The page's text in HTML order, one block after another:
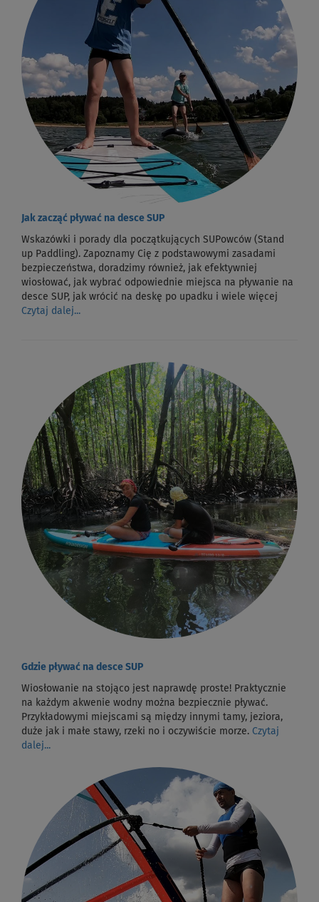
Jak zacząć pływać na desce SUP
Wskazówki i porady dla początkujących SUPowców (Stand
up Paddling). Zapoznamy Cię z podstawowymi zasadami
bezpieczeństwa, doradzimy również, jak efektywniej
wiosłować, jak wybrać odpowiednie miejsca na pływanie na
desce SUP, jak wrócić na deskę po upadku i wiele więcej
Czytaj dalej...
Gdzie pływać na desce SUP
Wiosłowanie na stojąco jest naprawdę proste! Praktycznie
na każdym akwenie wodny można bezpiecznie pływać.
Przykładowymi miejscami są między innymi tamy, jeziora,
duże jak i małe stawy, rzeki no i oczywiście morze. Czytaj
dalej...